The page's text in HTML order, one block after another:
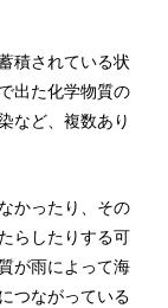
積されている状
出た化学物質の
など、複数あり
かったり、その
らしたりする可
が雨によって海
つながっている